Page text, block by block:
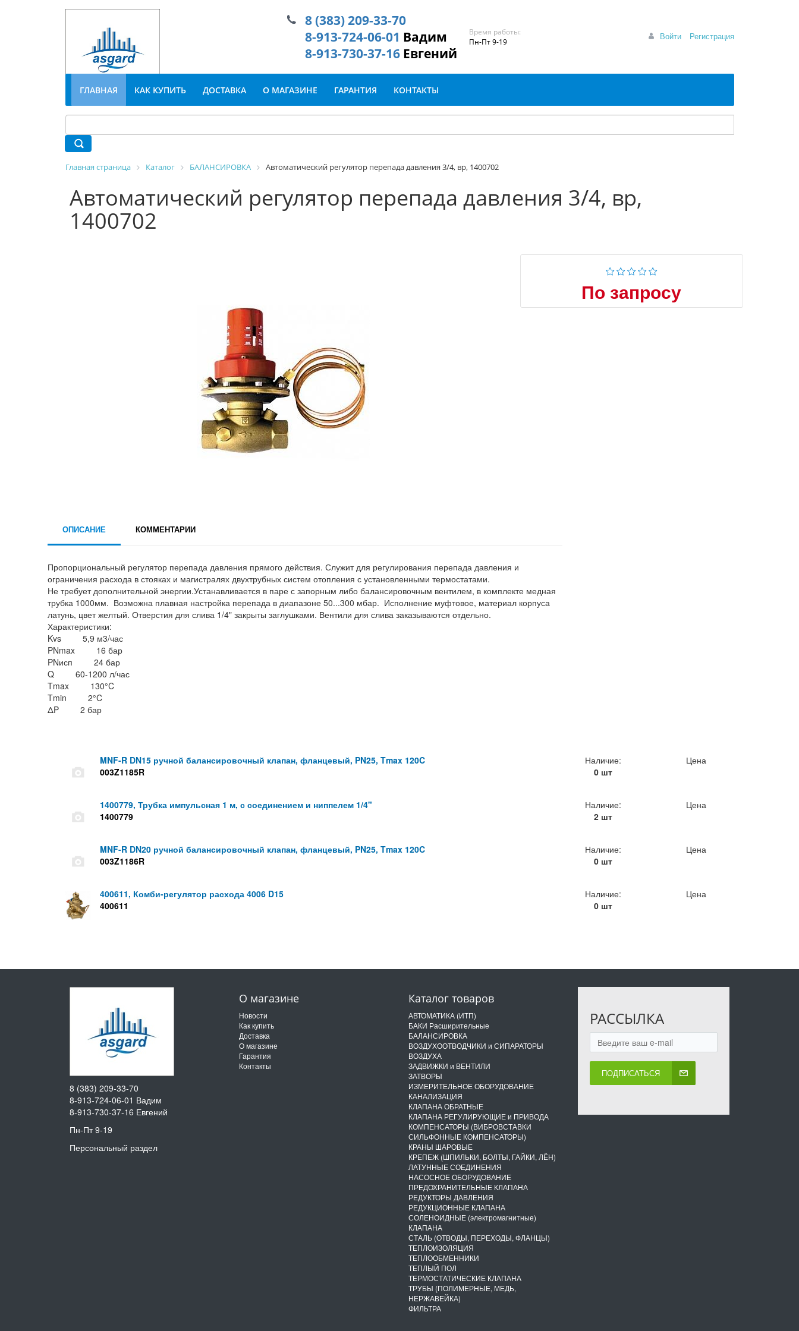
Войти Регистрация
8 (383) 209-33-70
8-913-724-06-01 Вадим
8-913-730-37-16 Евгений
Время работы:
Пн-Пт 9-19
ГЛАВНАЯ КАК КУПИТЬ ДОСТАВКА О МАГАЗИНЕ ГАРАНТИЯ КОНТАКТЫ
Главная страница Каталог БАЛАНСИРОВКА Автоматический регулятор перепада давления 3/4, вр, 1400702
Автоматический регулятор перепада давления 3/4, вр,
1400702
По запросу
ОПИСАНИЕ КОММЕНТАРИИ
Пропорциональный регулятор перепада давления прямого действия. Служит для регулирования перепада давления и
ограничения расхода в стояках и магистралях двухтрубных систем отопления с установленными термостатами.
Не требует дополнительной энергии.Устанавливается в паре с запорным либо балансировочным вентилем, в комплекте медная
трубка 1000мм. Возможна плавная настройка перепада в диапазоне 50...300 мбар. Исполнение муфтовое, материал корпуса
латунь, цвет желтый. Отверстия для слива 1/4" закрыты заглушками. Вентили для слива заказываются отдельно.
Характеристики:
Kvs 5,9 м3/час
PNmax 16 бар
PNисп 24 бар
Q 60-1200 л/час
Tmax 130°C
Tmin 2°C
ΔP 2 бар
MNF-R DN15 ручной балансировочный клапан, фланцевый, PN25, Tmax 120C
003Z1185R
Наличие:
0 шт
Цена
1400779, Трубка импульсная 1 м, с соединением и ниппелем 1/4"
1400779
Наличие:
2 шт
Цена
MNF-R DN20 ручной балансировочный клапан, фланцевый, PN25, Tmax 120C
003Z1186R
Наличие:
0 шт
Цена
400611, Комби-регулятор расхода 4006 D15
400611
Наличие:
0 шт
Цена
О магазине
Новости
Как купить
Доставка
О магазине
Гарантия
Контакты
Каталог товаров
АВТОМАТИКА (ИТП)
БАКИ Расширительные
БАЛАНСИРОВКА
ВОЗДУХООТВОДЧИКИ и СИПАРАТОРЫ
ВОЗДУХА
ЗАДВИЖКИ и ВЕНТИЛИ
ЗАТВОРЫ
ИЗМЕРИТЕЛЬНОЕ ОБОРУДОВАНИЕ
КАНАЛИЗАЦИЯ
КЛАПАНА ОБРАТНЫЕ
КЛАПАНА РЕГУЛИРУЮЩИЕ и ПРИВОДА
КОМПЕНСАТОРЫ (ВИБРОВСТАВКИ
СИЛЬФОННЫЕ КОМПЕНСАТОРЫ)
КРАНЫ ШАРОВЫЕ
КРЕПЕЖ (ШПИЛЬКИ, БОЛТЫ, ГАЙКИ, ЛЁН)
ЛАТУННЫЕ СОЕДИНЕНИЯ
НАСОСНОЕ ОБОРУДОВАНИЕ
ПРЕДОХРАНИТЕЛЬНЫЕ КЛАПАНА
РЕДУКТОРЫ ДАВЛЕНИЯ
РЕДУКЦИОННЫЕ КЛАПАНА
СОЛЕНОИДНЫЕ (электромагнитные)
КЛАПАНА
СТАЛЬ (ОТВОДЫ, ПЕРЕХОДЫ, ФЛАНЦЫ)
ТЕПЛОИЗОЛЯЦИЯ
ТЕПЛООБМЕННИКИ
ТЕПЛЫЙ ПОЛ
ТЕРМОСТАТИЧЕСКИЕ КЛАПАНА
ТРУБЫ (ПОЛИМЕРНЫЕ, МЕДЬ,
НЕРЖАВЕЙКА)
ФИЛЬТРА
РАССЫЛКА
ПОДПИСАТЬСЯ
8 (383) 209-33-70
8-913-724-06-01 Вадим
8-913-730-37-16 Евгений
Пн-Пт 9-19
Персональный раздел